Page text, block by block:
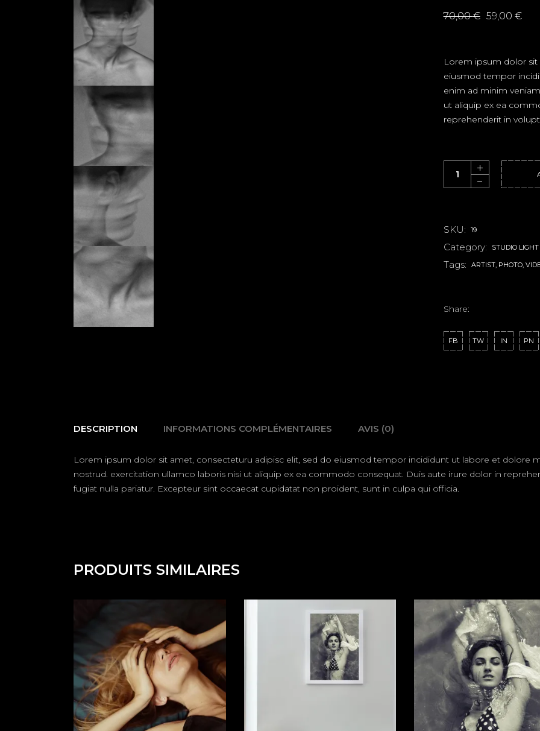
70,00€
LE
70,00 €.
59,00 €
LE
59,00 €.
Lorem ipsum dolor sit
eiusmod tempor
enim ad minim
ut aliquip ex ea
reprehenderit in
Portrait quantity
SKU: 19
Category: STUDIO LIGHT
Tags: ARTIST, PHOTO,
Share:
FB TW IN PN
DESCRIPTION INFORMATIONS COMPLÉMENTAIRES AVIS (0)
Lorem ipsum dolor sit amet, consecteturu adipisc elit, sed do eiusmod tempor incididunt ut labore et dolore
nostrud. exercitation ullamco laboris nisi ut aliquip ex ea commodo consequat. Duis aute irure dolor in
fugiat nulla pariatur. Excepteur sint occaecat cupidatat non proident, sunt in culpa qui officia.
PRODUITS SIMILAIRES